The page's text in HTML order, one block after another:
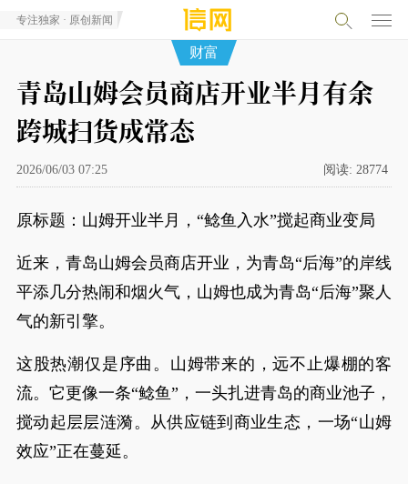
专注独家 · 原创新闻
财富
青岛山姆会员商店开业半月有余
跨城扫货成常态
2026/06/03 07:25 阅读: 28774
原标题：山姆开业半月，“鲶鱼入水”搅起商业变局
近来，青岛山姆会员商店开业，为青岛“后海”的岸线
平添几分热闹和烟火气，山姆也成为青岛“后海”聚人
气的新引擎。
这股热潮仅是序曲。山姆带来的，远不止爆棚的客
流。它更像一条“鲶鱼”，一头扎进青岛的商业池子，
搅动起层层涟漪。从供应链到商业生态，一场“山姆
效应”正在蔓延。